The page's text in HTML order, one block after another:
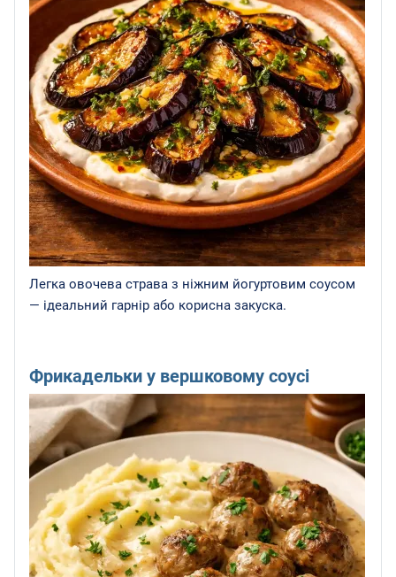
Легка овочева страва з ніжним йогуртовим соусом
— ідеальний гарнір або корисна закуска.
Фрикадельки у вершковому соусі